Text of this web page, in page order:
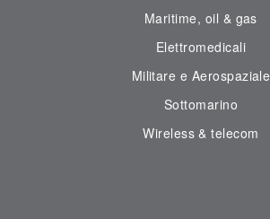
Maritime, oil & gas
Elettromedicali
Militare e Aerospaziale
Sottomarino
Wireless & telecom